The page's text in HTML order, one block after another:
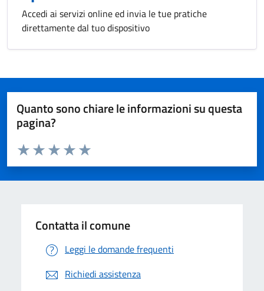
Accedi ai servizi online ed invia le tue pratiche
direttamente dal tuo dispositivo
Quanto sono chiare le informazioni su questa
pagina?
Valuta da 1 a 5 stelle la pagina
Valuta 5 stelle su 5
Valuta 4 stelle su 5
Valuta 3 stelle su 5
Valuta 2 stelle su 5
Valuta 1 stelle su 5
Contatta il comune
Leggi le domande frequenti
Richiedi assistenza